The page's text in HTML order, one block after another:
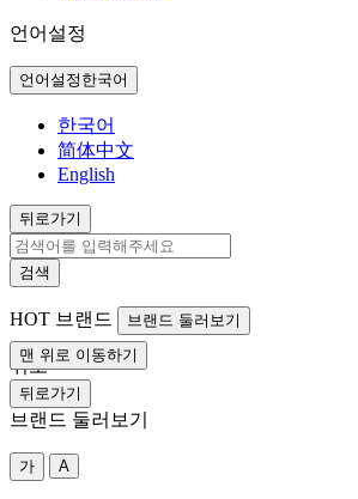
맨 위로 이동하기
언어설정
언어설정 한국어
한국어
简体中文
English
뒤로가기
검색
HOT 브랜드 브랜드 둘러보기
취소
뒤로가기
브랜드 둘러보기
가 A